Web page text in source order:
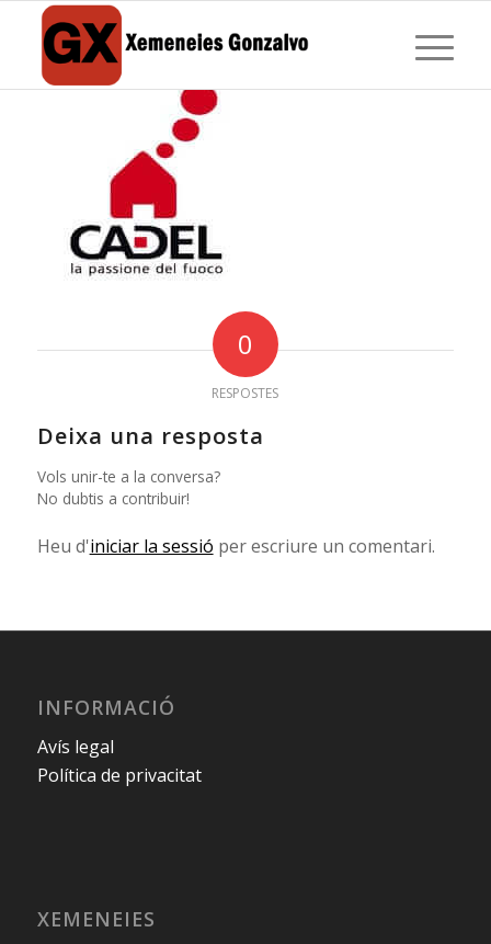
0
RESPOSTES
Deixa una resposta
Vols unir-te a la conversa?
No dubtis a contribuir!
Heu d'iniciar la sessió per escriure un comentari.
INFORMACIÓ
Avís legal
Política de privacitat
XEMENEIES